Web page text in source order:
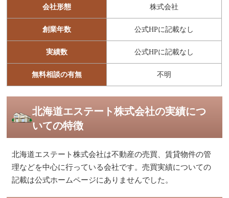
会社形態 株式会社
創業年数 公式HPに記載なし
実績数 公式HPに記載なし
無料相談の有無 不明
北海道エステート株式会社の実績につ
いての特徴
北海道エステート株式会社は不動産の売買、賃貸物件の管
理などを中心に行っている会社です。売買実績についての
記載は公式ホームページにありませんでした。